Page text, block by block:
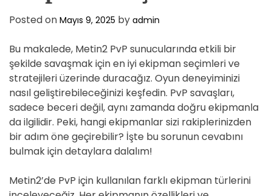
Posted on Mayıs 9, 2025 by admin
Bu makalede, Metin2 PvP sunucularında etkili bir
şekilde savaşmak için en iyi ekipman seçimleri ve
stratejileri üzerinde duracağız. Oyun deneyiminizi
nasıl geliştirebileceğinizi keşfedin. PvP savaşları,
sadece beceri değil, aynı zamanda doğru ekipmanla
da ilgilidir. Peki, hangi ekipmanlar sizi rakiplerinizden
bir adım öne geçirebilir? İşte bu sorunun cevabını
bulmak için detaylara dalalım!
Metin2’de PvP için kullanılan farklı ekipman türlerini